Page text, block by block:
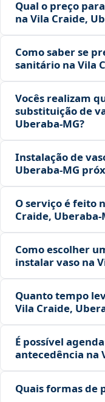
Qual o preço
na Vila Craide,
Como saber se
sanitário na Vila
Vocês realizam
substituição de
Uberaba‑MG?
Instalação de
Uberaba‑MG
O serviço é feito
Craide,
Como escolher
instalar vaso na
Quanto tempo
Vila Craide,
É possível
antecedência na
Quais formas de